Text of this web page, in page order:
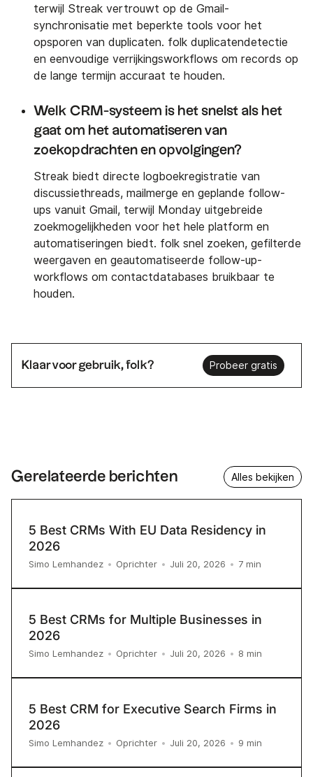
terwijl Streak vertrouwt op de Gmail-
synchronisatie met beperkte tools voor het
opsporen van duplicaten. folk duplicatendetectie
en eenvoudige verrijkingsworkflows om records op
de lange termijn accuraat te houden.
Welk CRM-systeem is het snelst als het
gaat om het automatiseren van
zoekopdrachten en opvolgingen?
Streak biedt directe logboekregistratie van
discussiethreads, mailmerge en geplande follow-
ups vanuit Gmail, terwijl Monday uitgebreide
zoekmogelijkheden voor het hele platform en
automatiseringen biedt. folk snel zoeken, gefilterde
weergaven en geautomatiseerde follow-up-
workflows om contactdatabases bruikbaar te
houden.
Klaar voor gebruik, folk? Probeer gratis
Gerelateerde berichten Alles bekijken
5 Best CRMs With EU Data Residency in
2026
Simo Lemhandez • Oprichter • Juli 20, 2026 • 7 min
5 Best CRMs for Multiple Businesses in
2026
Simo Lemhandez • Oprichter • Juli 20, 2026 • 8 min
5 Best CRM for Executive Search Firms in
2026
Simo Lemhandez • Oprichter • Juli 20, 2026 • 9 min